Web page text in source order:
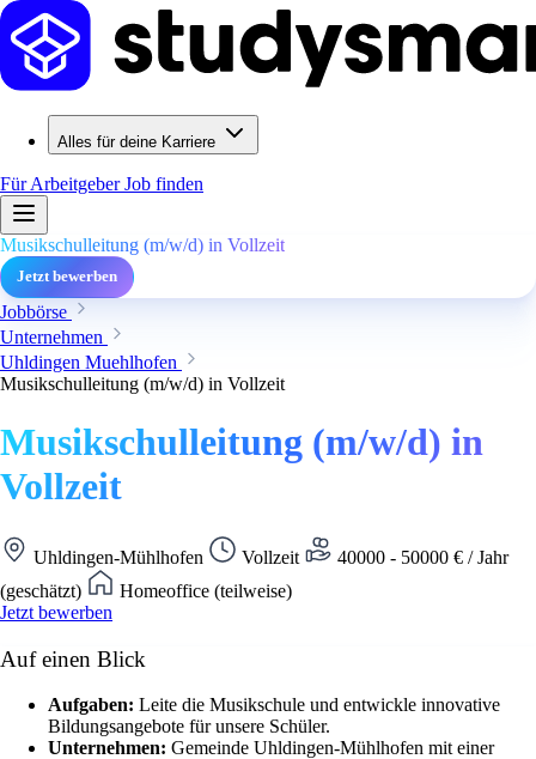
Alles für deine Karriere
Für ArbeitgeberJob finden
Musikschulleitung (m/w/d) in Vollzeit
Jetzt bewerben
Jobbörse
Unternehmen
Uhldingen Muehlhofen
Musikschulleitung (m/w/d) in Vollzeit
Musikschulleitung (m/w/d) in
Vollzeit
Uhldingen-Mühlhofen Vollzeit
40000 - 50000 € / Jahr
(geschätzt)
Homeoffice (teilweise)
Jetzt bewerben
Auf einen Blick
Aufgaben: Leite die Musikschule und entwickle innovative
Bildungsangebote für unsere Schüler.
Unternehmen: Gemeinde Uhldingen-Mühlhofen mit einer